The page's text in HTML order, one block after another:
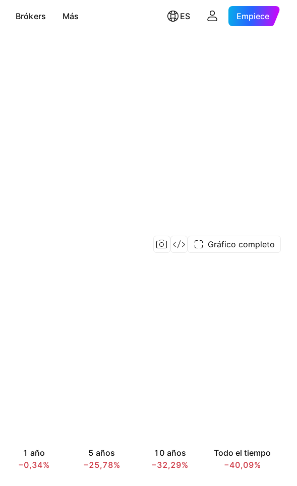
Brókers Más ES Empiece
Gráfico completo
1 año
−0,34%
5 años
−25,78%
10 años
−32,29%
Todo el tiempo
−40,09%